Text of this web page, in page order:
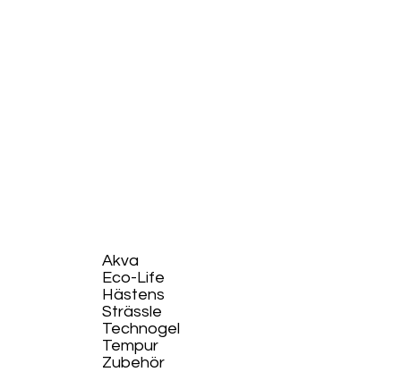
Akva
Eco-Life​
Hästens
Strässle
Technogel
Tempur
Zubehör